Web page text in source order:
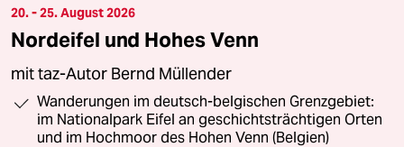
20. - 25. August 2026
Nordeifel und Hohes Venn
mit taz-Autor Bernd Müllender
Wanderungen im deutsch-belgischen Grenzgebiet:
im Nationalpark Eifel an geschichtsträchtigen Orten
und im Hochmoor des Hohen Venn (Belgien)